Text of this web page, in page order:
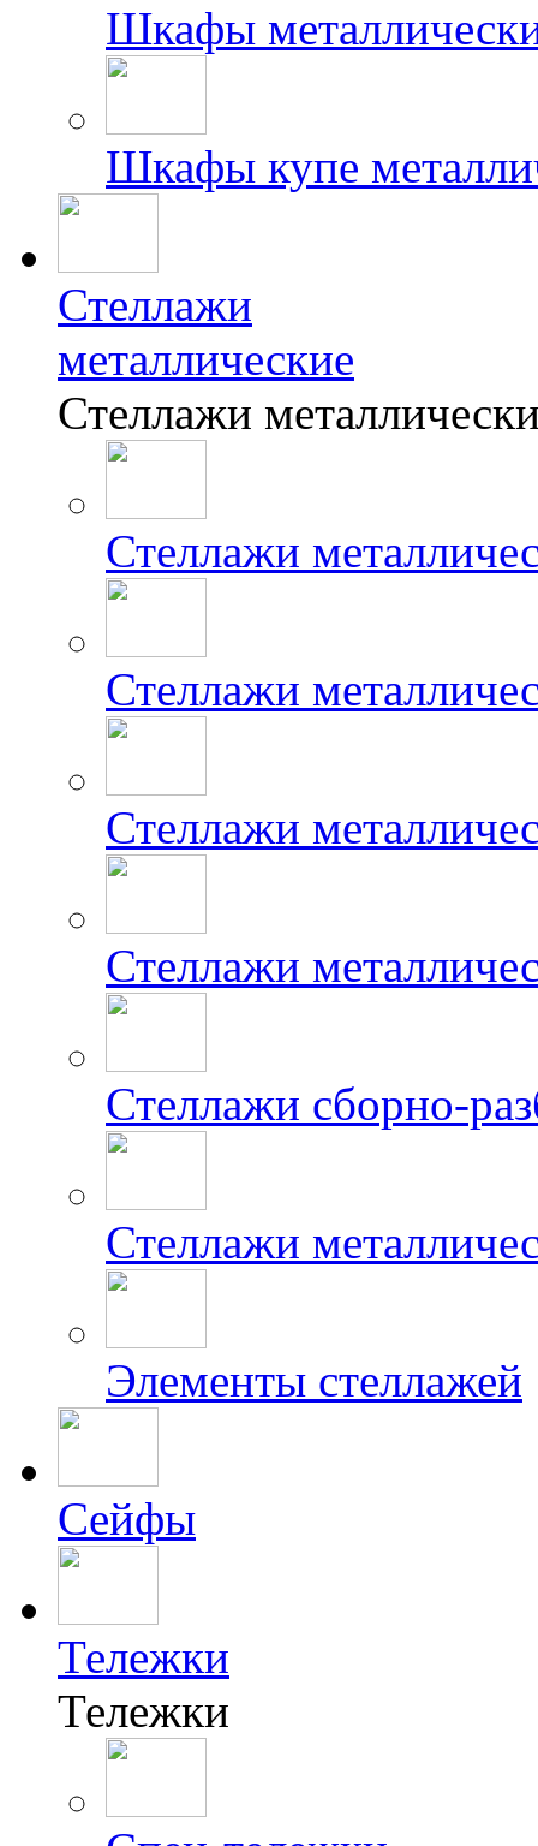
Шкафы
Шкафы купе
Стеллажи
металлические
Стеллажи
Стеллажи
Стеллажи
Стеллажи
Стеллажи
Стеллажи сборно-
Стеллажи
Элементы стеллажей
Сейфы
Тележки
Тележки